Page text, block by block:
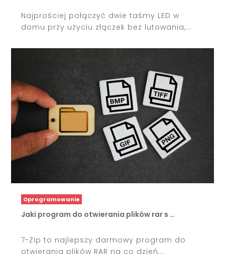
Najprościej połączyć dwie taśmy LED w
domu przy użyciu złączek bez lutowania,...
Oprogramowanie
Jaki program do otwierania plików rar s …
7-Zip to najlepszy darmowy program do
otwierania plików RAR na co dzień,...